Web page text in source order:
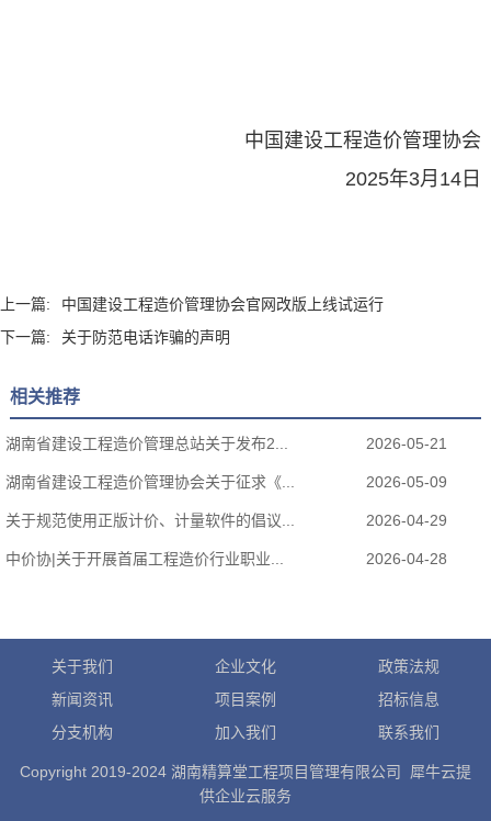
中国建设工程造价管理协会
2025年3月14日
上一篇:
中国建设工程造价管理协会官网改版上线试运行
下一篇:
关于防范电话诈骗的声明
相关推荐
湖南省建设工程造价管理总站关于发布2... 2026-05-21
湖南省建设工程造价管理协会关于征求《... 2026-05-09
关于规范使用正版计价、计量软件的倡议... 2026-04-29
中价协|关于开展首届工程造价行业职业... 2026-04-28
关于我们 企业文化
政策法规
新闻资讯
项目案例
招标信息
分支机构
加入我们 联系我们
Copyright 2019-2024 湖南精算堂工程项目管理有限公司 犀牛云提
供企业云服务